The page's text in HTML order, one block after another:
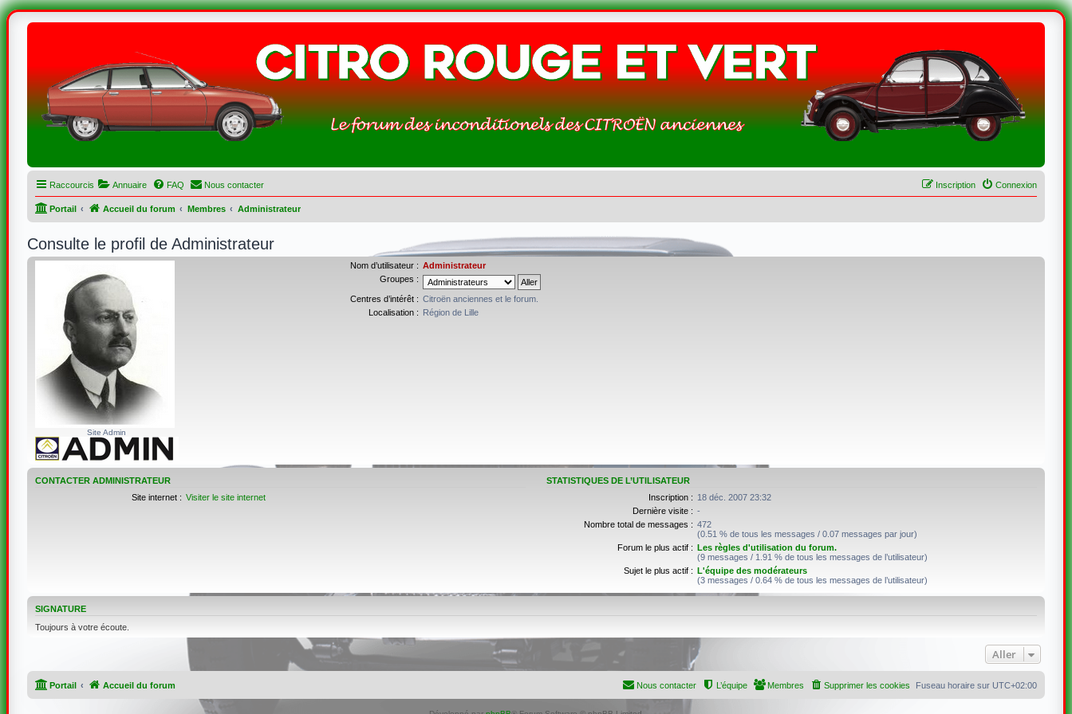
Raccourcis Annuaire FAQ Nous contacter Connexion
Inscription
Portail Accueil du forum Membres Administrateur
Consulte le profil de Administrateur
Site Admin
Nom d’utilisateur : Administrateur
Groupes :
Centres d’intérêt : Citroën anciennes et le forum.
Localisation : Région de Lille
CONTACTER ADMINISTRATEUR
Site internet : Visiter le site internet
STATISTIQUES DE L’UTILISATEUR
Inscription : 18 déc. 2007 23:32
Dernière visite : -
Nombre total de messages : 472
(0.51 % de tous les messages / 0.07 messages par jour)
Forum le plus actif : Les règles d'utilisation du forum.
(9 messages / 1.91 % de tous les messages de l’utilisateur)
Sujet le plus actif : L'équipe des modérateurs
(3 messages / 0.64 % de tous les messages de l’utilisateur)
SIGNATURE
Toujours à votre écoute.
Aller
Portail Accueil du forum Fuseau horaire sur UTC+02:00
Supprimer les cookies
Membres
L’équipe
Nous contacter